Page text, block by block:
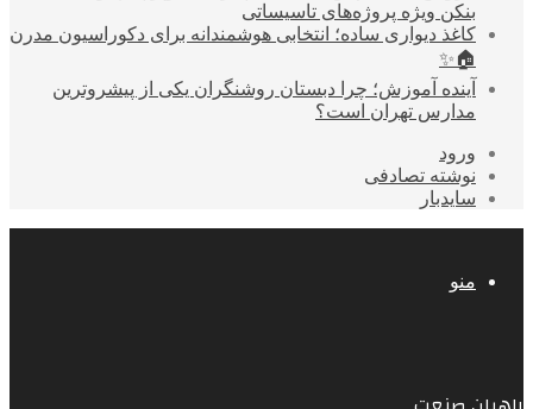
بنکن ویژه پروژه‌های تاسیساتی
کاغذ دیواری ساده؛ انتخابی هوشمندانه برای دکوراسیون مدرن
🏠✨
آینده آموزش؛ چرا دبستان روشنگران یکی از پیشروترین
مدارس تهران است؟
ورود
نوشته تصادفی
سایدبار
منو